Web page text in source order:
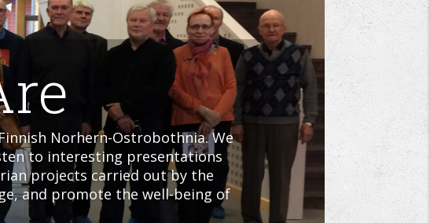
Norhern-Ostrobothnia. We
to interesting presentations
projects carried out by the
and promote the well-being of